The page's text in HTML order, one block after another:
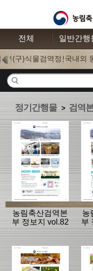
전체 일반간행
검역(0)
(구)식물검역정보(0)
국내외
정기간행물 > 검역
농림축산검역본
부 정보지 vol.82
농
부